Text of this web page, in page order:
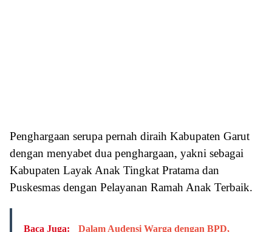
Penghargaan serupa pernah diraih Kabupaten Garut
dengan menyabet dua penghargaan, yakni sebagai
Kabupaten Layak Anak Tingkat Pratama dan
Puskesmas dengan Pelayanan Ramah Anak Terbaik.
Baca Juga:
Dalam Audensi Warga dengan BPD,